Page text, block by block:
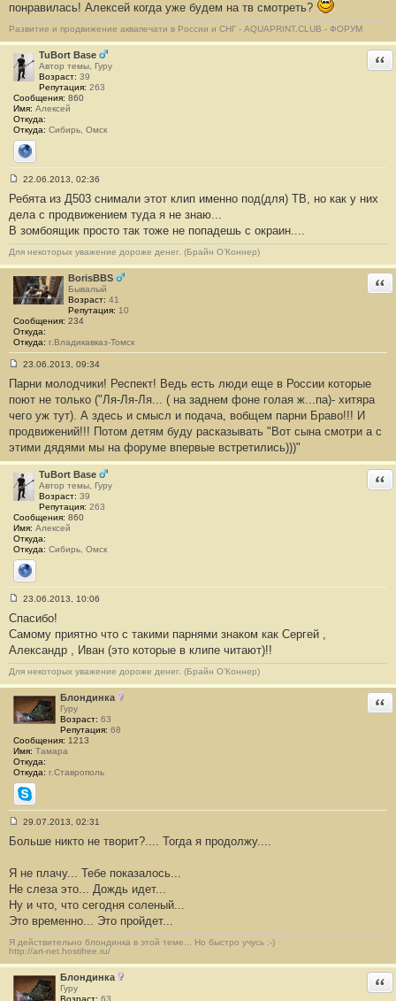
о
б
щ
е
н
и
е
#
7
понравилась! Алексей когда уже будем на тв смотреть?
Развитие и продвижение аквапечати в России и СНГ - AQUAPRINT.CLUB - ФОРУМ
TuBort Base
Автор темы, Гуру
Возраст: 39
Репутация: 263
Сообщения: 860
Имя: Алексей
Откуда:
Откуда: Сибирь, Омск
Сайт
о
б
щ
н
#
8
22.06.2013, 02:36
Ребята из Д503 снимали этот клип именно под(для) ТВ, но как у них
дела с продвижением туда я не знаю...
В зомбоящик просто так тоже не попадешь с окраин....
Для некоторых уважение дороже денег. (Брайн О’Коннер)
BorisBBS
Бывалый
Возраст: 41
Репутация: 10
Сообщения: 234
Откуда:
Откуда: г.Владикавказ-Томск
о
б
щ
н
и
#
9
23.06.2013, 09:34
Парни молодчики! Респект! Ведь есть люди еще в России которые
поют не только ("Ля-Ля-Ля... ( на заднем фоне голая ж...па)- хитяра
чего уж тут). А здесь и смысл и подача, вобщем парни Браво!!! И
продвижений!!! Потом детям буду расказывать "Вот сына смотри а с
этими дядями мы на форуме впервые встретились)))"
TuBort Base
Автор темы, Гуру
Возраст: 39
Репутация: 263
Сообщения: 860
Имя: Алексей
Откуда:
Откуда: Сибирь, Омск
Сайт
о
б
щ
н
#
1
0
23.06.2013, 10:06
Спасибо!
Самому приятно что с такими парнями знаком как Сергей ,
Александр , Иван (это которые в клипе читают)!!
Для некоторых уважение дороже денег. (Брайн О’Коннер)
Блондинка
Гуру
Возраст: 63
Репутация: 68
Сообщения: 1213
Имя: Тамара
Откуда:
Откуда: г.Ставрополь
Skype
о
щ
н
и
е
#
1
1
29.07.2013, 02:31
Больше никто не творит?.... Тогда я продолжу....
Я не плачу... Тебе показалось...
Не слеза это... Дождь идет...
Ну и что, что сегодня соленый...
Это временно... Это пройдет...
Я действительно блондинка в этой теме... Но быстро учусь :-)
http://art-net.hostifree.ru/
Блондинка
Гуру
Возраст: 63